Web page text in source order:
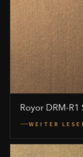
Royor DRM-
WEITER